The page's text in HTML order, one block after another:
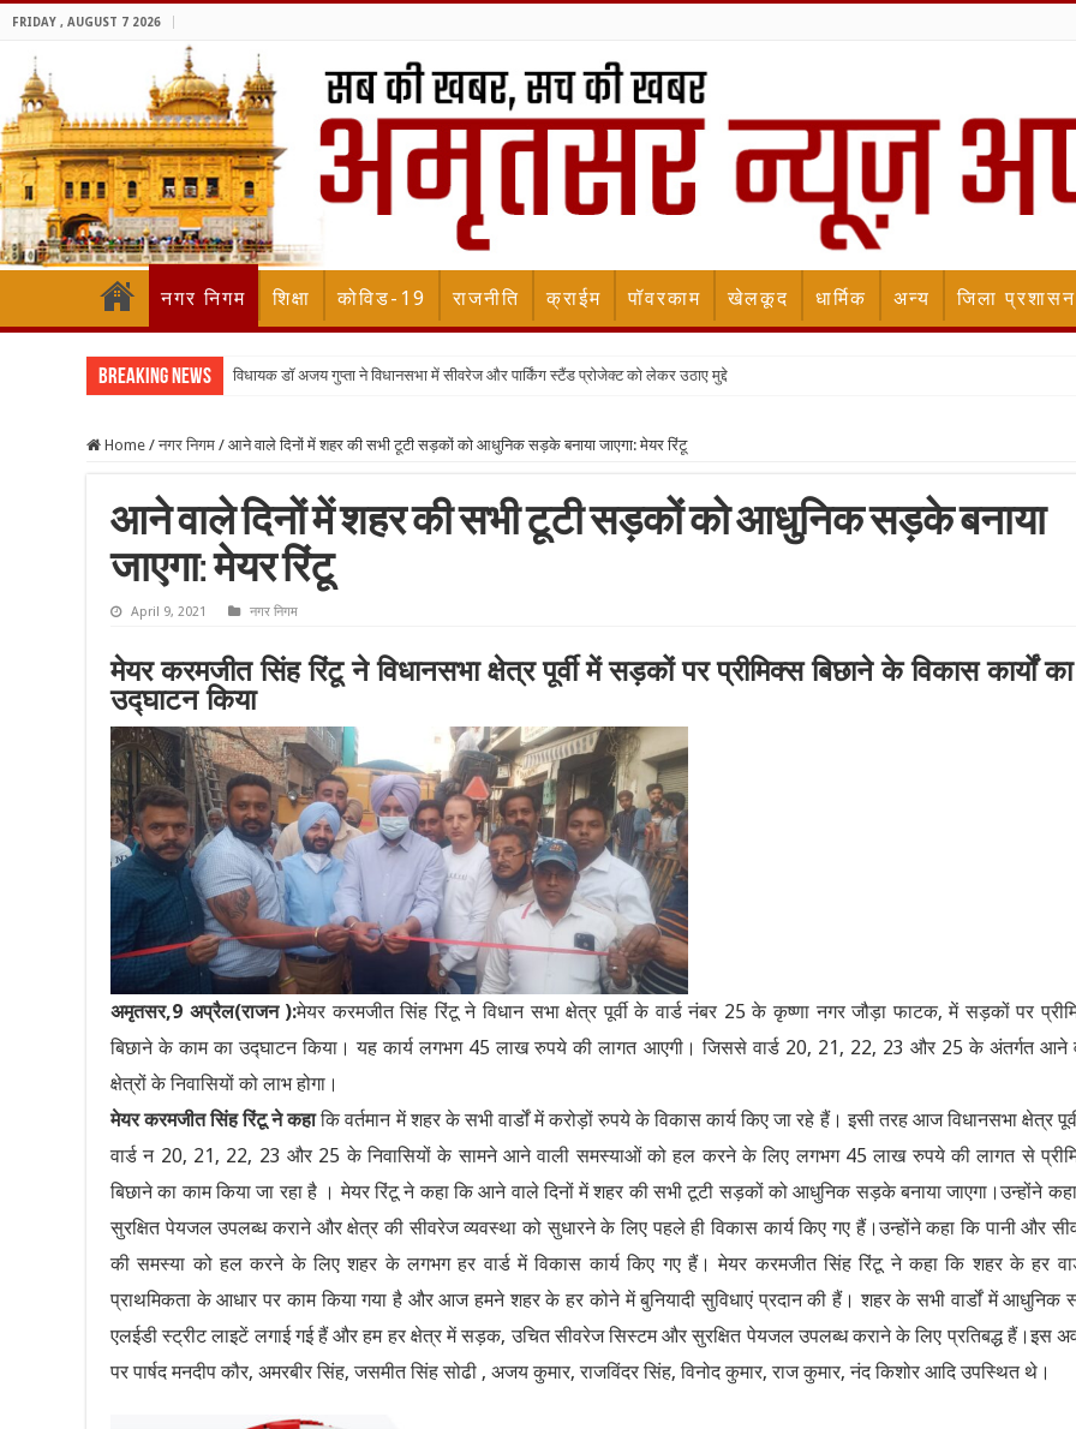
FRIDAY , AUGUST 7 2026
नगर निगम शिक्षा कोविड-19 राजनीति क्राईम पॉवरकाम खेलकूद धार्मिक अन्य जिला प्रशासन
Breaking News विधायक डॉ अजय गुप्ता ने विधानसभा में सीवरेज और पार्किंग स्टैंड प्रोजेक्ट को लेकर उठाए मुद्दे
Home / नगर निगम / आने वाले दिनों में शहर की सभी टूटी सड़कों को आधुनिक सड़के बनाया जाएगा: मेयर रिंटू
आने वाले दिनों में शहर की सभी टूटी सड़कों को आधुनिक सड़के बनाया
जाएगा: मेयर रिंटू
April 9, 2021 नगर निगम
मेयर करमजीत सिंह रिंटू ने विधानसभा क्षेत्र पूर्वी में सड़कों पर प्रीमिक्स बिछाने के विकास कार्यों का
उद्घाटन किया
अमृतसर,9 अप्रैल(राजन ):मेयर करमजीत सिंह रिंटू ने विधान सभा क्षेत्र पूर्वी के वार्ड नंबर 25 के कृष्णा नगर जौड़ा फाटक, में सड़कों पर
बिछाने के काम का उद्घाटन किया। यह कार्य लगभग 45 लाख रुपये की लागत आएगी। जिससे वार्ड 20, 21, 22, 23 और 25 के अंतर्गत आने
क्षेत्रों के निवासियों को लाभ होगा।
मेयर करमजीत सिंह रिंटू ने कहाकि वर्तमान में शहर के सभी वार्डों में करोड़ों रुपये के विकास कार्य किए जा रहे हैं। इसी तरह आज विधानसभा क्षेत्र
वार्ड न 20, 21, 22, 23 और 25 के निवासियों के सामने आने वाली समस्याओं को हल करने के लिए लगभग 45 लाख रुपये की लागत से
बिछाने का काम किया जा रहा है । मेयर रिंटू ने कहा कि आने वाले दिनों में शहर की सभी टूटी सड़कों को आधुनिक सड़के बनाया जाएगा।उन्होंने
सुरक्षित पेयजल उपलब्ध कराने और क्षेत्र की सीवरेज व्यवस्था को सुधारने के लिए पहले ही विकास कार्य किए गए हैं।उन्होंने कहा कि पानी और
की समस्या को हल करने के लिए शहर के लगभग हर वार्ड में विकास कार्य किए गए हैं। मेयर करमजीत सिंह रिंटू ने कहा कि शहर के हर
प्राथमिकता के आधार पर काम किया गया है और आज हमने शहर के हर कोने में बुनियादी सुविधाएं प्रदान की हैं। शहर के सभी वार्डों में आधुनिक
एलईडी स्ट्रीट लाइटें लगाई गई हैं और हम हर क्षेत्र में सड़क, उचित सीवरेज सिस्टम और सुरक्षित पेयजल उपलब्ध कराने के लिए प्रतिबद्ध हैं।इस
पर पार्षद मनदीप कौर, अमरबीर सिंह, जसमीत सिंह सोढी , अजय कुमार, राजविंदर सिंह, विनोद कुमार, राज कुमार, नंद किशोर आदि उपस्थित थे।